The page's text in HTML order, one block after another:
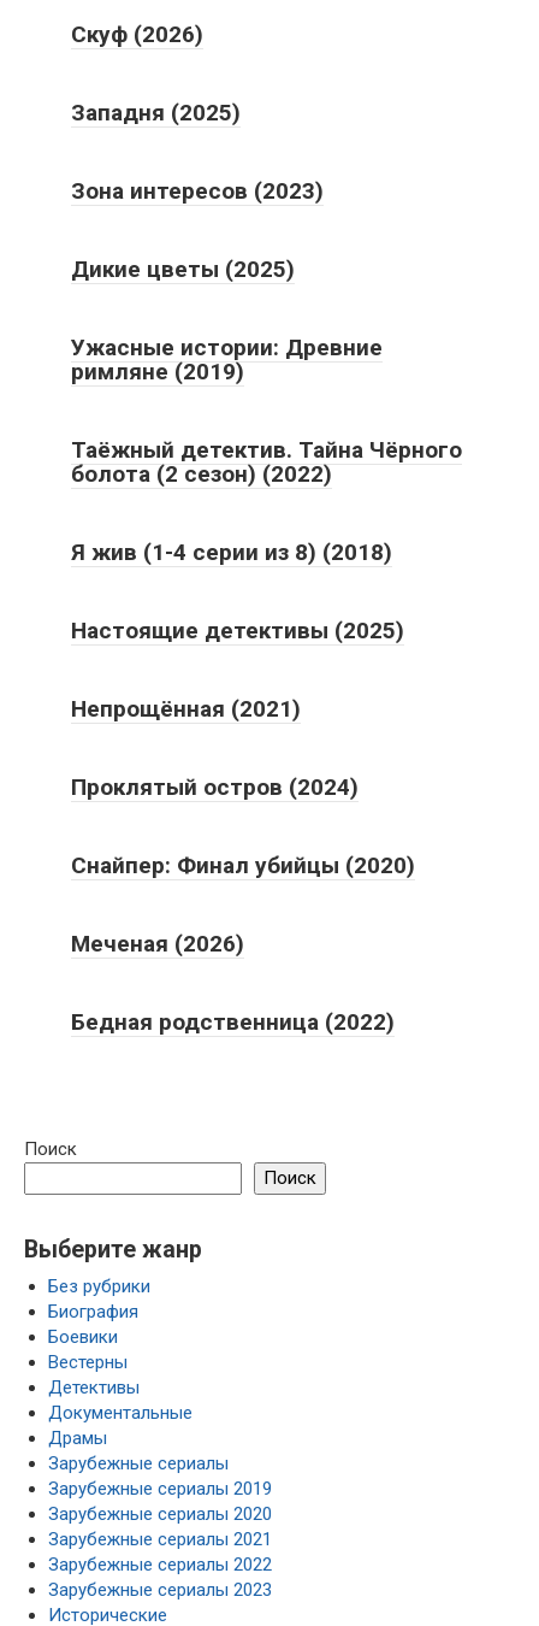
Скуф (2026)
Западня (2025)
Зона интересов (2023)
Дикие цветы (2025)
Ужасные истории: Древние
римляне (2019)
Таёжный детектив. Тайна Чёрного
болота (2 сезон) (2022)
Я жив (1-4 серии из 8) (2018)
Настоящие детективы (2025)
Непрощённая (2021)
Проклятый остров (2024)
Снайпер: Финал убийцы (2020)
Меченая (2026)
Бедная родственница (2022)
Поиск
Поиск
Выберите жанр
Без рубрики
Биография
Боевики
Вестерны
Детективы
Документальные
Драмы
Зарубежные сериалы
Зарубежные сериалы 2019
Зарубежные сериалы 2020
Зарубежные сериалы 2021
Зарубежные сериалы 2022
Зарубежные сериалы 2023
Исторические